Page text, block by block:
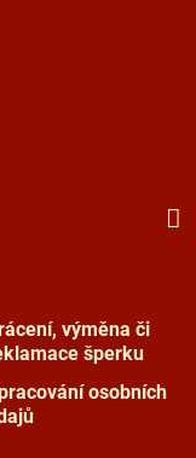
výměna či
šperku
osobních